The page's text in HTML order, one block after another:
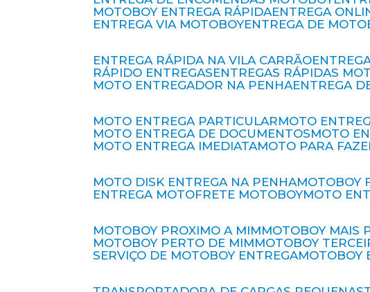
MOTOBOY ENTREGA RÁPIDA
ENTREGA
ENTREGA VIA MOTOBOY
ENTREGA DE
ENTREGA RÁPIDA NA VILA CARRÃO
RÁPIDO ENTREGAS
ENTREGAS RÁPIDAS
MOTO ENTREGADOR NA PENHA
ENTREGA
MOTO ENTREGA PARTICULAR
MOTO
MOTO ENTREGA DE DOCUMENTOS
MOTO
MOTO ENTREGA IMEDIATA
MOTO PARA
MOTO DISK ENTREGA NA PENHA
MOTOBOY
ENTREGA MOTO
FRETE MOTOBOY MOTO
MOTOBOY PROXIMO A MIM
MOTOBOY MAIS
MOTOBOY PERTO DE MIM
MOTOBOY
SERVIÇO DE MOTOBOY ENTREGA
MOTOBOY